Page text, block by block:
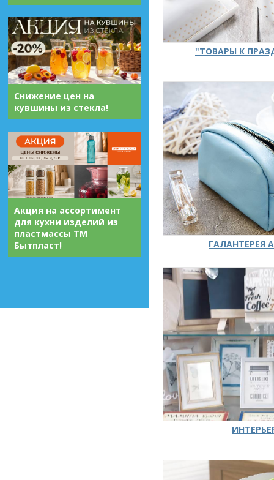
Снижение цен на
кувшины из стекла!
Акция на ассортимент
для кухни изделий из
пластмассы ТМ
Бытпласт!
"ТОВАРЫ К
ГАЛАНТЕРЕЯ